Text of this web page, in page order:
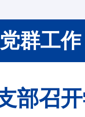
党群工作
部召